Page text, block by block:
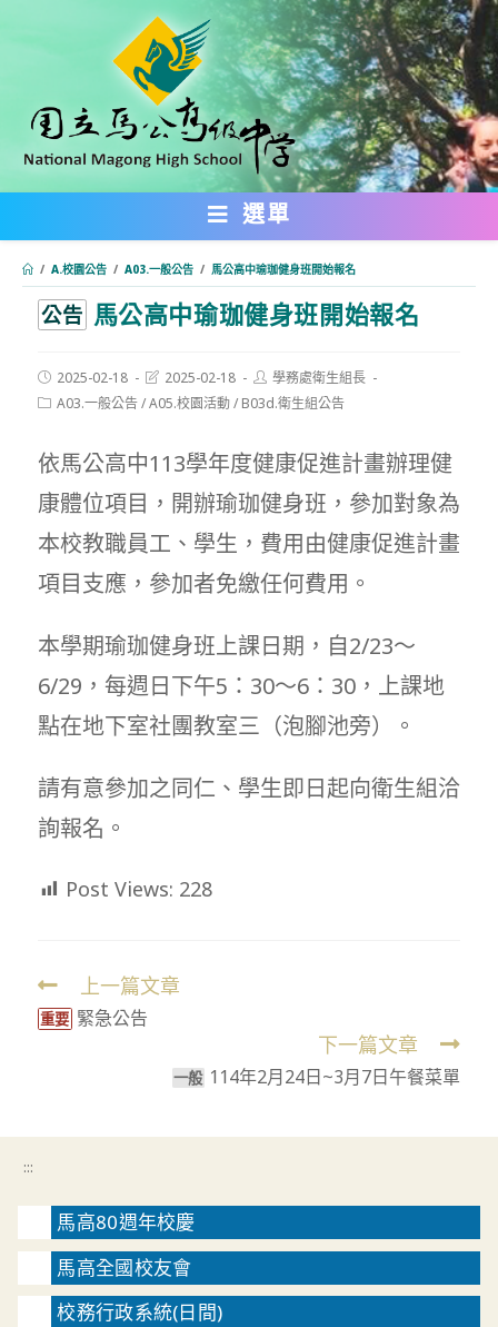
內
選單
/ A.校園公告 / A03.一般公告 / 馬公高中瑜珈健身班開始報名
公告 馬公高中瑜珈健身班開始報名
Post
published:
2025-02-18
Post
modified:
2025-02-18
Post
author:
學務處衛生組長
PostA03.一般公告/A05.校園活動/ B03d.衛生組公告
依馬公高中113學年度健康促進計畫辦理健
康體位項目，開辦瑜珈健身班，參加對象為
本校教職員工、學生，費用由健康促進計畫
項目支應，參加者免繳任何費用。
本學期瑜珈健身班上課日期，自2/23～
6/29，每週日下午5：30～6：30，上課地
點在地下室社團教室三（泡腳池旁）。
請有意參加之同仁、學生即日起向衛生組洽
詢報名。
Post Views: 228
Read
more
上一篇文章
重要 緊急公告
下一篇文章
⼀般 114年2月24日~3月7日午餐菜單
:::
馬高80週年校慶
馬高全國校友會
校務行政系統(日間)